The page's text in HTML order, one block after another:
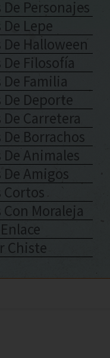
Personajes
Lepe
De Halloween
Filosofía
Familia
De Deporte
Carretera
Borrachos
Animales
Amigos
Cortos
Moraleja
Chiste